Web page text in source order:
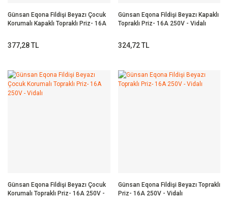
Günsan Eqona Fildişi Beyazı Çocuk
Korumalı Kapaklı Topraklı Priz- 16A
377,28 TL
Günsan Eqona Fildişi Beyazı Kapaklı
Topraklı Priz- 16A 250V - Vidalı
324,72 TL
Günsan Eqona Fildişi Beyazı Çocuk
Korumalı Topraklı Priz- 16A 250V -
Günsan Eqona Fildişi Beyazı Topraklı
Priz- 16A 250V - Vidalı